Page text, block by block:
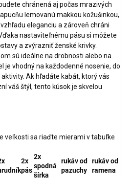
chránená aj počas mrazivých
lemovanú mäkkou kožušinkou,
eleganciu a zároveň chráni
nastaviteľnému pásu si môžete
a zvýrazniť ženské krivky.
sú ideálne na drobnosti alebo na
je vhodný na každodenné nosenie, do
Ak hľadáte kabát, ktorý vás
váš štýl, tento kúsok je skvelou
veľkosti sa riaďte mierami v tabuľke
2x
pás
2x
spodná
šírka
rukáv od
pazuchy
rukáv od
ramena